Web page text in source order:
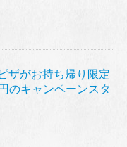
ザがお持ち帰り限定
のキャンペーンスタ